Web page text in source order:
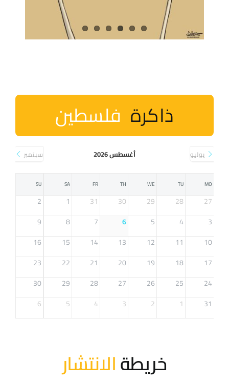
ذاكرة فلسطين
يوليو أغسطس 2026 سبتمبر
MO
TU
WE
TH
FR
SA
SU
27
28
29
30
31
1
2
3
4
5
6
7
8
9
10
11
12
13
14
15
16
17
18
19
20
21
22
23
24
25
26
27
28
29
30
31
1
2
3
4
5
6
خريطةالانتشار